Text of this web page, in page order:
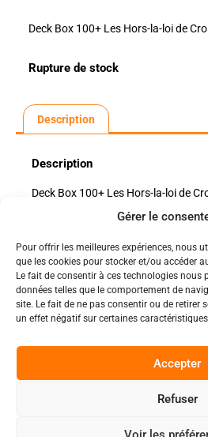
Gérer le
Pour offrir les meilleures expériences, nous
que les cookies pour stocker et/ou accéder
Le fait de consentir à ces technologies nous
données telles que le comportement de
site. Le fait de ne pas consentir ou de retirer
un effet négatif sur certaines
Accepter
Refuser
Deck Box 100+ Les Hors-la-loi de
Rupture de stock
Description
Description
Deck Box 100+ Les Hors-la-loi de
Nos pages
Nos évènements
Nous contacter
Nos
Code de